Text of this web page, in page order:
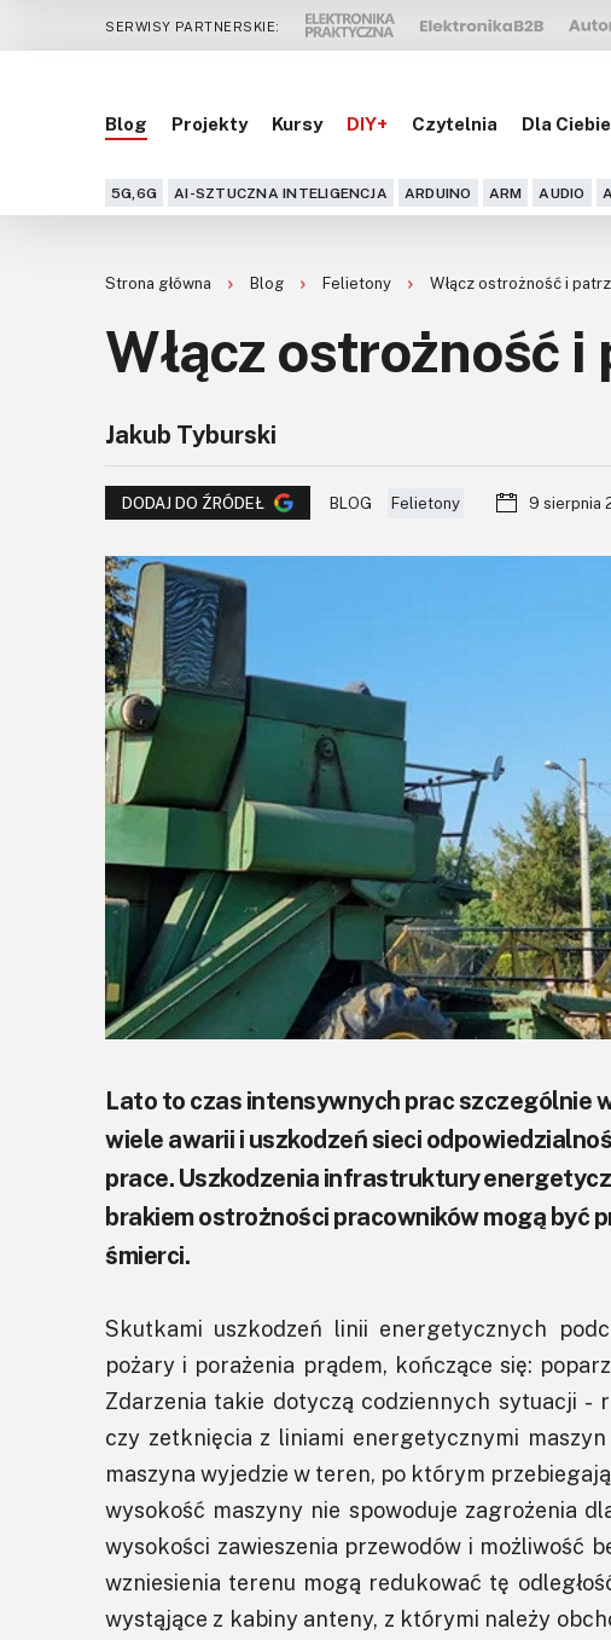
SERWISY PARTNERSKIE:
Blog Projekty Kursy DIY+ Czytelnia Dla Ciebie
5G,6G AI-SZTUCZNA INTELIGENCJA ARDUINO ARM AUDIO
Strona główna Blog Felietony Włącz ostrożność i
Włącz ostrożność
Jakub Tyburski
DODAJ DO ŹRÓDEŁ BLOG Felietony 9 sierpnia
Lato to czas intensywnych prac szczególnie
wiele awarii i uszkodzeń sieci
prace. Uszkodzenia infrastruktury
brakiem ostrożności pracowników mogą być
śmierci.
Skutkami uszkodzeń linii energetycznych
pożary i porażenia prądem, kończące się:
Zdarzenia takie dotyczą codziennych sytuacji -
czy zetknięcia z liniami energetycznymi
maszyna wyjedzie w teren, po którym
wysokość maszyny nie spowoduje zagrożenia
wysokości zawieszenia przewodów i możliwość
wzniesienia terenu mogą redukować tę
wystąjące z kabiny anteny, z którymi należy